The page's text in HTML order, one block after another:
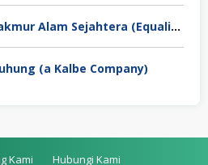
PT Equalindo Makmur Alam Sejahtera (Equalindo Group)
(a Kalbe Company)
Kami Hubungi Kami